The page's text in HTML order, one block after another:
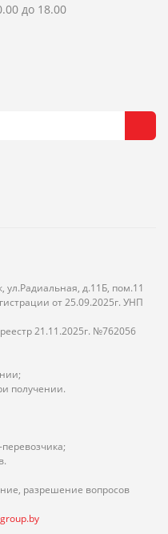
до 18.00
ул.Радиальная, д.11Б, пом.11
от 25.09.2025г. УНП
21.11.2025г. №762056
получении.
разрешение вопросов